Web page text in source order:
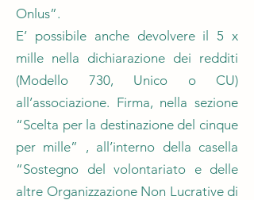
Onlus”.
E’ possibile anche devolvere il 5 x
mille nella dichiarazione dei redditi
(Modello 730, Unico o CU)
all’associazione. Firma, nella sezione
“Scelta per la destinazione del cinque
per mille” , all’interno della casella
“Sostegno del volontariato e delle
altre Organizzazione Non Lucrative di